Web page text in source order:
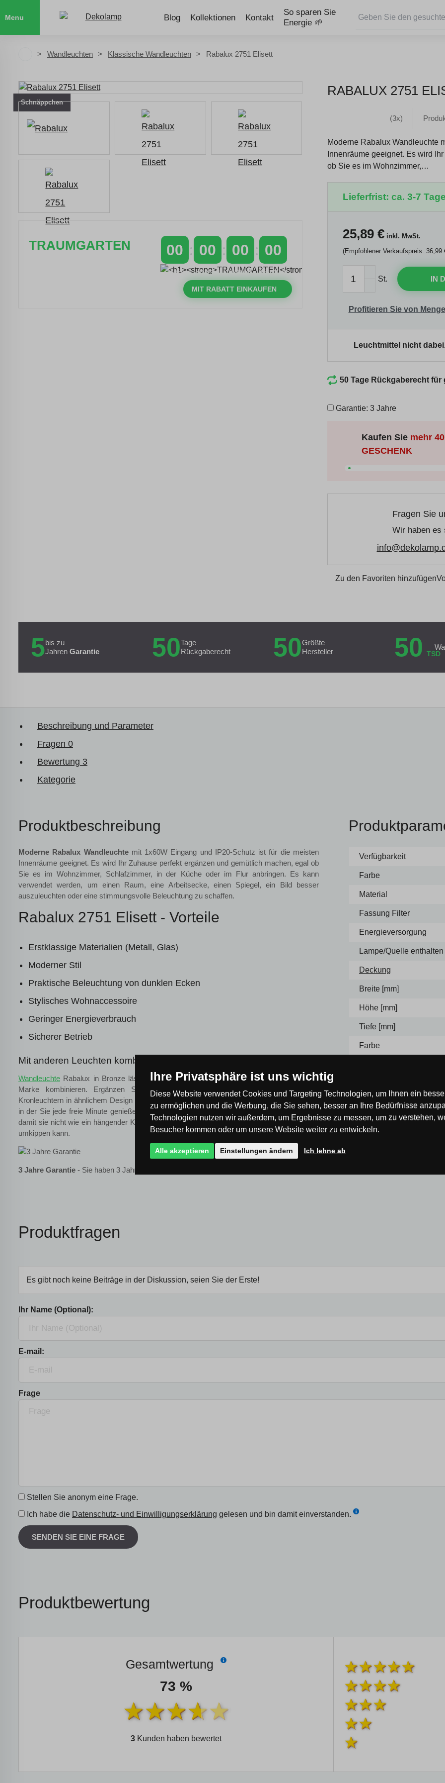
Menu Blog Kollektionen Kontakt
So sparen Sie
Energie 🌱
Wandleuchten Klassische Wandleuchten Rabalux 2751 Elisett
RABALUX 2751
Schnäppchen
TRAUMGARTEN 00
TAGE
00
STUNDEN
00
MINUTEN
00
SEKUNDEN
MIT RABATT EINKAUFEN
(3x)
Moderne Rabalux Wandleuchte
Innenräume geeignet. Es wird
ob Sie es im Wohnzimmer,…
Lieferfrist: ca. 3-7
25,89€inkl. MwSt.
(Empfohlener Verkaufspreis: 36,99
St. IN
Profitieren Sie von
Leuchtmittel nicht
50 Tage Rückgaberecht für
Garantie: 3 Jahre
Kaufen Sie mehr
GESCHENK
Fragen Sie
Wir haben es
Zu den Favoriten hinzufügen
5bis zu
Jahren Garantie 50Tage
Rückgaberecht
50Größte
Hersteller
50 TSD
Beschreibung und Parameter
Fragen 0
Bewertung 3
Kategorie
Produktbeschreibung
Moderne Rabalux Wandleuchtemit 1x60W Eingang und IP20-Schutz ist für die meisten
Innenräume geeignet. Es wird Ihr Zuhause perfekt ergänzen und gemütlich machen, egal ob
Sie es im Wohnzimmer, Schlafzimmer, in der Küche oder im Flur anbringen. Es kann
verwendet werden, um einen Raum, eine Arbeitsecke, einen Spiegel, ein Bild besser
auszuleuchten oder eine stimmungsvolle Beleuchtung zu schaffen.
Rabalux 2751 Elisett - Vorteile
Erstklassige Materialien (Metall, Glas)
Moderner Stil
Praktische Beleuchtung von dunklen Ecken
Stylisches Wohnaccessoire
Geringer Energieverbrauch
Sicherer Betrieb
Mit anderen Leuchten kombinierbar
Wandleuchte Rabalux in Bronze lässt sich perfekt mit anderen Lampentypen der gleichen
Marke kombinieren. Ergänzen Sie es mit anderen Wand- oder Stehleuchten und
Kronleuchtern in ähnlichem Design und schaffen Sie eine gemütliche Umgebung zu Hause,
in der Sie jede freie Minute genießen werden. Sie montieren die Leuchte fest an der Wand,
damit sie nicht wie ein hängender Kronleuchter im Raum stört und nicht wie eine Stehlampe
umkippen kann.
3 Jahre Garantie - Sie haben 3 Jahre lang Garantie auf die Beleuchtung
Verfügbarkeit
Farbe
Material
Fassung Filter
Energieversorgung
Lampe/Quelle enthalten
Deckung
Breite [mm]
Höhe [mm]
Tiefe [mm]
Farbe
Produktfragen
Es gibt noch keine Beiträge in der Diskussion, seien Sie der Erste!
Ihr Name (Optional):
E-mail:
Frage
Stellen Sie anonym eine Frage.
Ich habe die Datenschutz- und Einwilligungserklärung gelesen und bin damit einverstanden.
SENDEN SIE EINE FRAGE
Produktbewertung
Gesamtwertung
73 %
3 Kunden haben bewertet
Ihre Privatsphäre ist uns wichtig
Diese Website verwendet Cookies und Targeting Technologien, um Ihnen ein
zu ermöglichen und die Werbung, die Sie sehen, besser an Ihre Bedürfnisse
Technologien nutzen wir außerdem, um Ergebnisse zu messen, um zu verstehen,
Besucher kommen oder um unsere Website weiter zu entwickeln.
Alle akzeptieren Einstellungen ändern Ich lehne ab